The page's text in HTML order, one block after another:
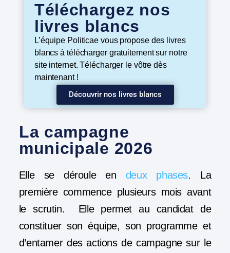
Téléchargez nos
livres blancs
L’équipe Politicae vous propose des livres
blancs à télécharger gratuitement sur notre
site internet. Télécharger le vôtre dès
maintenant !
Découvrir nos livres blancs
La campagne
municipale 2026
Elle se déroule en deux phases. La
première commence plusieurs mois avant
le scrutin. Elle permet au candidat de
constituer son équipe, son programme et
d’entamer des actions de campagne sur le